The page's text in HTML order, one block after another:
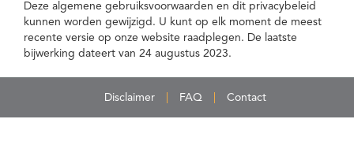
Deze algemene gebruiksvoorwaarden en dit privacybeleid
kunnen worden gewijzigd. U kunt op elk moment de meest
recente versie op onze website raadplegen. De laatste
bijwerking dateert van 24 augustus 2023.
Disclaimer FAQ Contact